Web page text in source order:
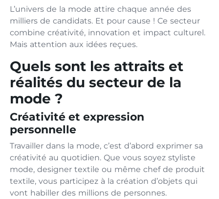
L’univers de la mode attire chaque année des
milliers de candidats. Et pour cause ! Ce secteur
combine créativité, innovation et impact culturel.
Mais attention aux idées reçues.
Quels sont les attraits et
réalités du secteur de la
mode ?
Créativité et expression
personnelle
Travailler dans la mode, c’est d’abord exprimer sa
créativité au quotidien. Que vous soyez styliste
mode, designer textile ou même chef de produit
textile, vous participez à la création d’objets qui
vont habiller des millions de personnes.